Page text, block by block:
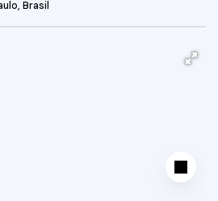
, Brasil